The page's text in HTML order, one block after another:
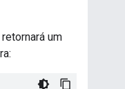
um